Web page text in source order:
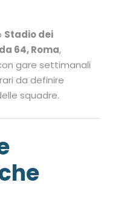
Stadio dei
64, Roma,
gare settimanali
da definire
squadre.